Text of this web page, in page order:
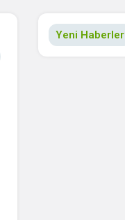
Yeni Haberler